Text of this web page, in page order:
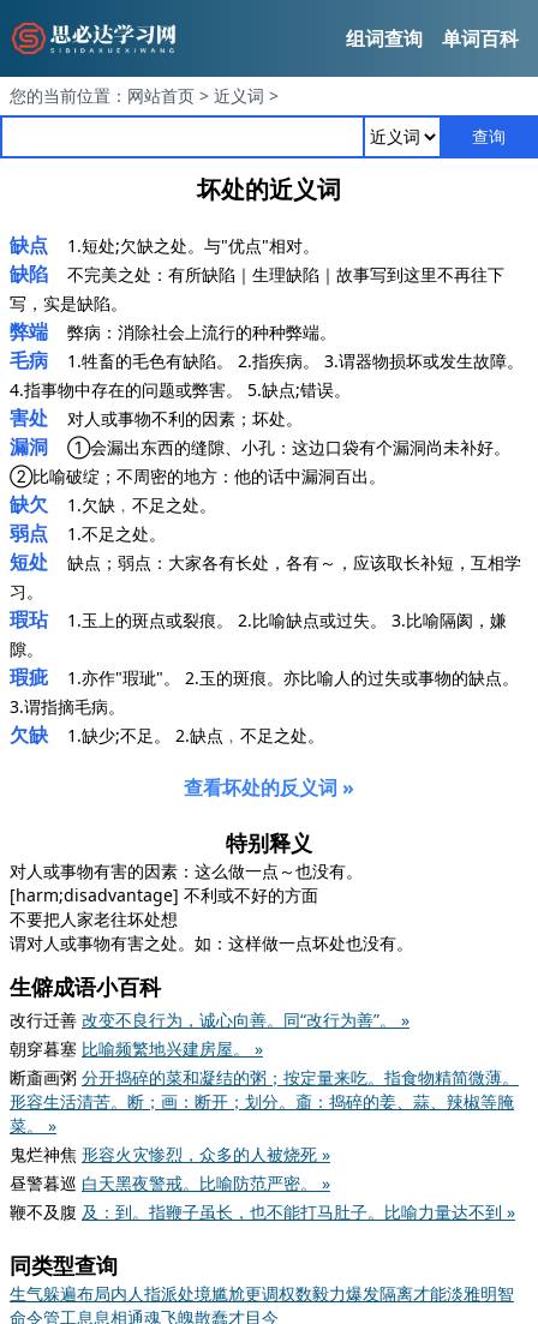
组词查询 单词百科
您的当前位置： 网站首页 > 近义词 >
查询
坏处的近义词
缺点 1.短处;欠缺之处。与"优点"相对。
缺陷
不完美之处：有所缺陷｜生理缺陷｜故事写到这里不再往下
写，实是缺陷。
弊端 弊病：消除社会上流行的种种弊端。
毛病
1.牲畜的毛色有缺陷。 2.指疾病。 3.谓器物损坏或发生故障。
4.指事物中存在的问题或弊害。 5.缺点;错误。
害处 对人或事物不利的因素；坏处。
漏洞
①会漏出东西的缝隙、小孔：这边口袋有个漏洞尚未补好。
②比喻破绽；不周密的地方：他的话中漏洞百出。
缺欠 1.欠缺﹐不足之处。
弱点 1.不足之处。
短处
缺点；弱点：大家各有长处，各有～，应该取长补短，互相学
习。
瑕玷
1.玉上的斑点或裂痕。 2.比喻缺点或过失。 3.比喻隔阂，嫌
隙。
瑕疵
1.亦作"瑕玼"。 2.玉的斑痕。亦比喻人的过失或事物的缺点。
3.谓指摘毛病。
欠缺 1.缺少;不足。 2.缺点﹐不足之处。
查看坏处的反义词 »
特别释义
对人或事物有害的因素：这么做一点～也没有。
[harm;disadvantage] 不利或不好的方面
不要把人家老往坏处想
谓对人或事物有害之处。如：这样做一点坏处也没有。
生僻成语小百科
改行迁善 改变不良行为，诚心向善。同“改行为善”。 »
朝穿暮塞 比喻频繁地兴建房屋。 »
断齑画粥 分开捣碎的菜和凝结的粥；按定量来吃。指食物精简微薄。
形容生活清苦。断；画：断开；划分。齑：捣碎的姜、蒜、辣椒等腌
菜。 »
鬼烂神焦 形容火灾惨烈，众多的人被烧死 »
昼警暮巡 白天黑夜警戒。比喻防范严密。 »
鞭不及腹 及：到。指鞭子虽长，也不能打马肚子。比喻力量达不到 »
同类型查询
生气躲遍布局内人指派处境尴尬更调权数毅力爆发隔离才能淡雅明智
命令管工息息相通魂飞魄散蠢才目今